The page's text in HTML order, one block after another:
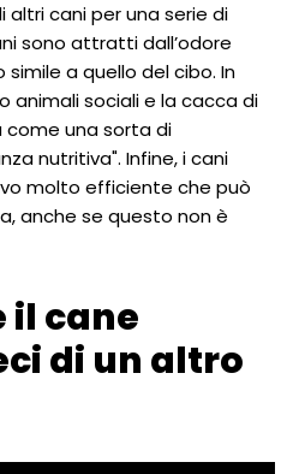
altri cani per una serie di
sono attratti dall’odore
a quello del cibo. In
animali sociali e la cacca di
come una sorta di
nutritiva". Infine, i cani
molto efficiente che può
anche se questo non è
il cane
di un altro